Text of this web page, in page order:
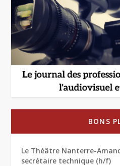
BONS
Le Théâtre Nanterre-
secrétaire technique (h/f)